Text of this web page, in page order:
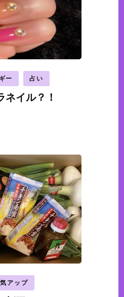
ー 占い
ネイル？！
アップ